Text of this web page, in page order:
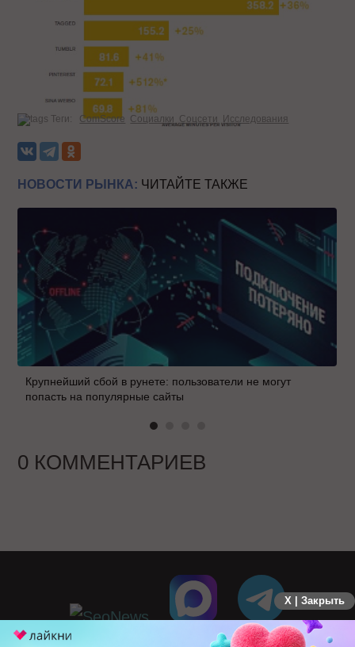
Теги: ComScore Социалки Соцсети Исследования
НОВОСТИ РЫНКА: ЧИТАЙТЕ ТАКЖЕ
Крупнейший сбой в рунете: пользователи не могут
попасть на популярные сайты
0 КОММЕНТАРИЕВ
X | Закрыть